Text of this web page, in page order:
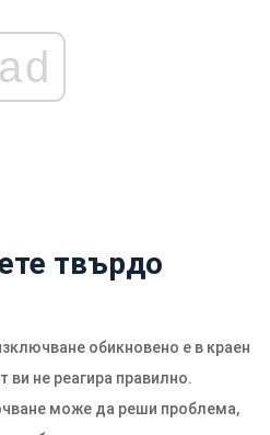
ad
твърдо
обикновено е в краен
ви не реагира правилно.
може да реши проблема,